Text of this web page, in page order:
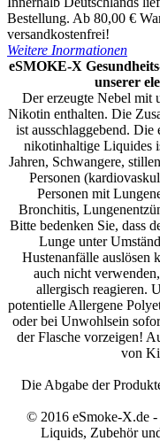
Bestellung. Ab 80,00 €
versandkostenfrei!
Weitere Inormationen
eSMOKE-X
unserer
Der erzeugte Nebel mit
Nikotin enthalten. Die
ist ausschlaggebend.
nikotinhaltige Liquides
Jahren, Schwangere,
Personen
Personen mit
Bronchitis,
Bitte bedenken Sie, dass
Lunge unter
Hustenanfälle auslösen
auch nicht
allergisch reagieren.
potentielle Allergene
oder bei Unwohlsein
der Flasche vorzeigen!
von
Die Abgabe der
© 2016 eSmoke-X.de -
Liquids, Zubehör